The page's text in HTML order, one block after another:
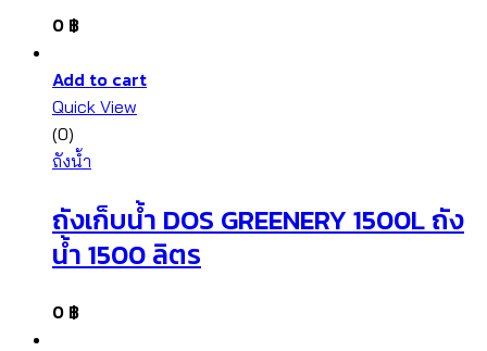
0 ฿
Add to cart
Quick View
(0)
ถังน้ำ
ถังเก็บน้ำ DOS GREENERY 1500L ถัง
น้ำ 1500 ลิตร
0 ฿